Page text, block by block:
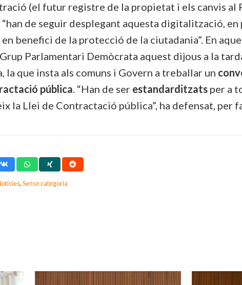
(el futur registre de la propietat i els canvis al
de seguir desplegant aquesta digitalització, en
en benefici de la protecció de la ciutadania”. En
Parlamentari Demòcrata aquest dijous a la
la que insta als comuns i Govern a treballar un
pública. “Han de ser estandarditzats per a
la Llei de Contractació pública”, ha defensat,
, Sense categoria